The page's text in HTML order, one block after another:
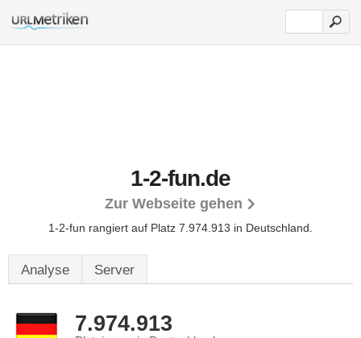
1-2-fun.de
Zur Webseite gehen
1-2-fun rangiert auf Platz 7.974.913 in Deutschland.
Analyse Server
7.974.913